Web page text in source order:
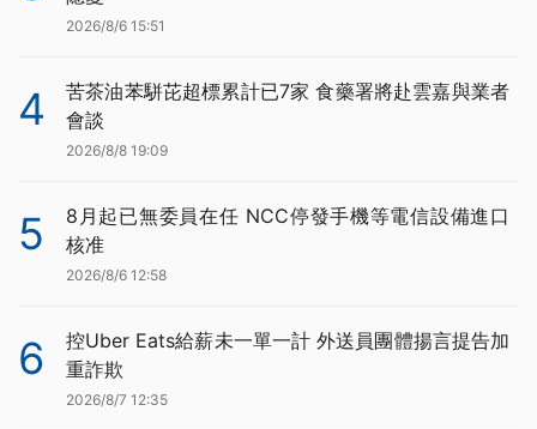
2026/8/6 15:51
4
苦茶油苯駢芘超標累計已7家 食藥署將赴雲嘉與業者
會談
2026/8/8 19:09
5
8月起已無委員在任 NCC停發手機等電信設備進口
核准
2026/8/6 12:58
6
控Uber Eats給薪未一單一計 外送員團體揚言提告加
重詐欺
2026/8/7 12:35